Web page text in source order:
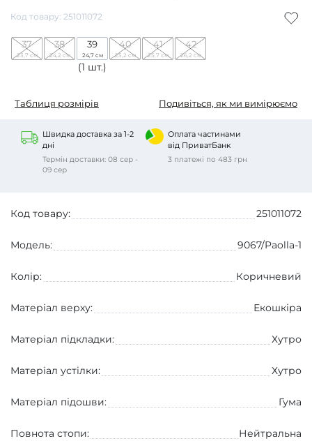
Код товару: 251011072
37
23,7 см
38
24,2 см
39
24,7 см
(1 шт.)
40
25,2 см
41
25,7 см
42
26,2 см
Таблиця розмірів Подивіться, як ми вимірюємо
Швидка доставка за 1-2
дні
Термін доставки: 08 сер -
09 сер
Оплата частинами
від ПриватБанк
3 платежі по 483 грн
Код товару: 251011072
Модель: 9067/Paolla-1
Колір: Коричневий
Матеріал верху: Екошкіра
Матеріал підкладки: Хутро
Матеріал устілки: Хутро
Матеріал підошви: Гума
Повнота стопи: Нейтральна